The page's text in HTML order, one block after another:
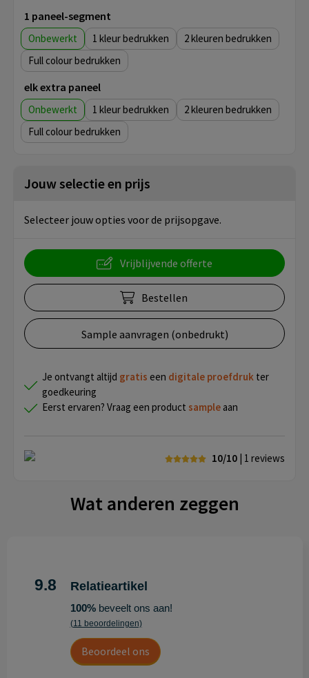
1 paneel-segment
Onbewerkt 1
2
Full colour
elk extra paneel
Onbewerkt 1
2
Full colour
Jouw selectie en prijs
Selecteer jouw opties voor de prijsopgave.
Vrijblijvende offerte
Bestellen
Sample aanvragen (onbedrukt)
Je ontvangt altijd gratis een digitale proefdruk ter
goedkeuring
Eerst ervaren? Vraag een product sample aan
10/10 | 1 reviews
Wat anderen zeggen
9.8 Relatieartikel
100%beveelt ons aan!
(11 beoordelingen)
Beoordeel ons